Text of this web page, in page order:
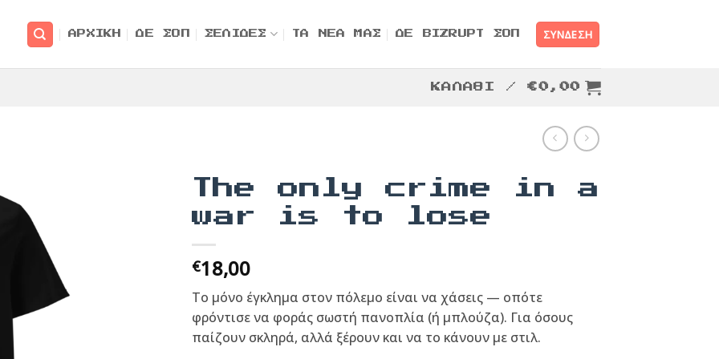
ΑΡΧΙΚΗ ΔΕ ΣΟΠ ΣΕΛΙΔΕΣ ΤΑ ΝΕΑ ΜΑΣ ΔΕ BIZRUPT ΣΟΠ ΣΎΝΔΕΣΗ
ΚΑΛΆΘΙ /€0,00
The only crime in a
war is to lose
€18,00
Το μόνο έγκλημα στον πόλεμο είναι να χάσεις — οπότε
φρόντισε να φοράς σωστή πανοπλία (ή μπλούζα). Για όσους
παίζουν σκληρά, αλλά ξέρουν και να το κάνουν με στιλ.